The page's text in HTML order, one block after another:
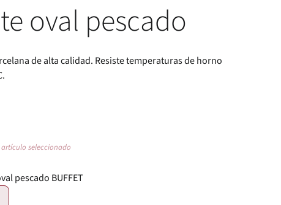
oval pescado
de alta calidad. Resiste temperaturas de horno
seleccionado
pescado BUFFET